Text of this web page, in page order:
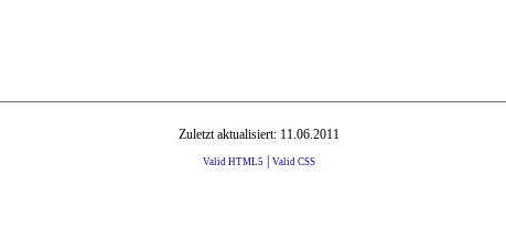
Zuletzt aktualisiert: 11.06.2011
Valid HTML5 Valid CSS